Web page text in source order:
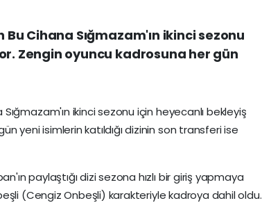
Cihana Sığmazam'ın ikinci sezonu
Zengin oyuncu kadrosuna her gün
ikinci sezonu için heyecanlı bekleyiş
yeni isimlerin katıldığı dizinin son transferi ise
paylaştığı dizi sezona hızlı bir giriş yapmaya
(Cengiz Onbeşli) karakteriyle kadroya dahil oldu.